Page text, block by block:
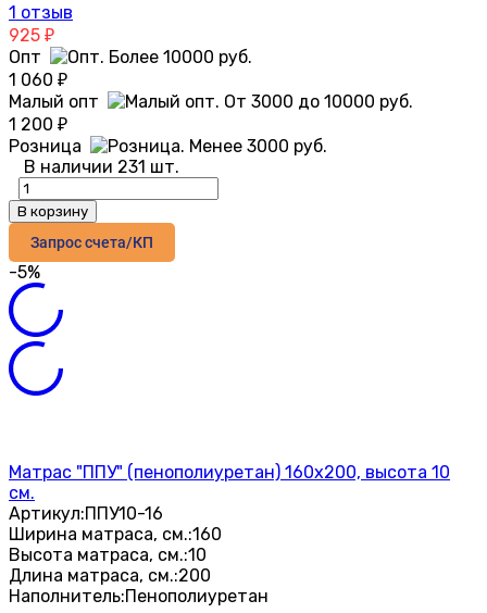
1 отзыв
925 ₽
Опт
1 060 ₽
Малый опт
1 200 ₽
Розница
В наличии 231 шт.
В корзину
Запрос счета/КП
-5%
Матрас "ППУ" (пенополиуретан) 160х200, высота 10
см.
Артикул:ППУ10-16
Ширина матраса, см.:160
Высота матраса, см.:10
Длина матраса, см.:200
Наполнитель:Пенополиуретан